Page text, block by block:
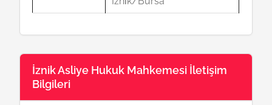
İznik Asliye Hukuk Mahkemesi İletişim
Bilgileri